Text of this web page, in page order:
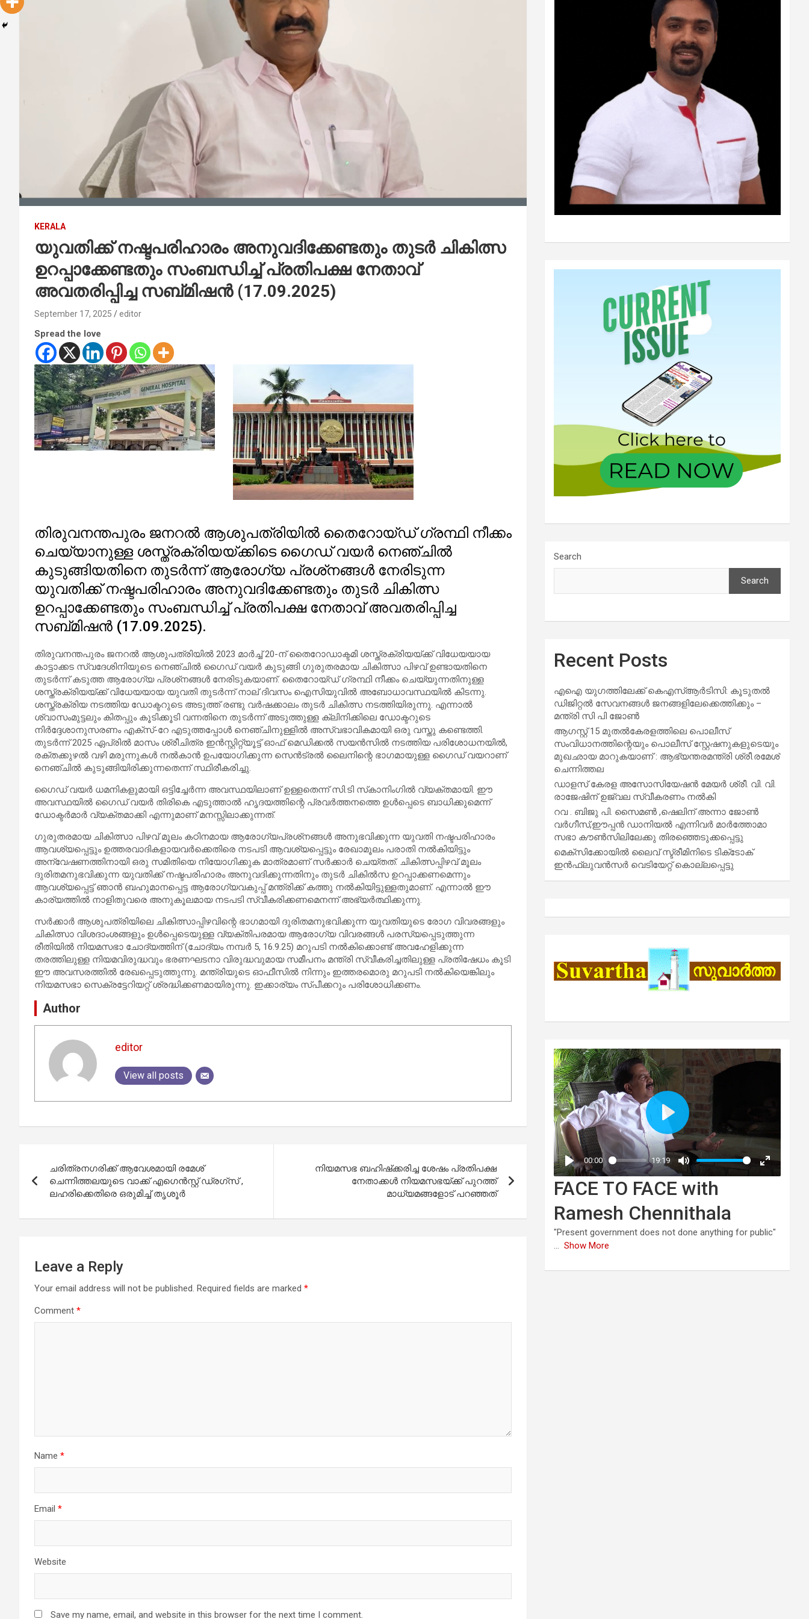
KERALA
യുവതിക്ക് നഷ്ടപരിഹാരം അനുവദിക്കേണ്ടതും തുടര്‍ ചികിത്സ
ഉറപ്പാക്കേണ്ടതും സംബന്ധിച്ച് പ്രതിപക്ഷ നേതാവ്
അവതരിപ്പിച്ച സബ്മിഷന്‍ (17.09.2025)
September 17, 2025 editor
Spread the love
തിരുവനന്തപുരം ജനറല്‍ ആശുപത്രിയില്‍ തൈറോയ്ഡ് ഗ്രന്ഥി നീക്കം
ചെയ്യാനുള്ള ശസ്ത്രക്രിയയ്ക്കിടെ ഗൈഡ് വയര്‍ നെഞ്ചില്‍
കുടുങ്ങിയതിനെ തുടര്‍ന്ന് ആരോഗ്യ പ്രശ്‌നങ്ങള്‍ നേരിടുന്ന
യുവതിക്ക് നഷ്ടപരിഹാരം അനുവദിക്കേണ്ടതും തുടര്‍ ചികിത്സ
ഉറപ്പാക്കേണ്ടതും സംബന്ധിച്ച് പ്രതിപക്ഷ നേതാവ് അവതരിപ്പിച്ച
സബ്മിഷന്‍ (17.09.2025).
തിരുവനന്തപുരം ജനറല്‍ ആശുപത്രിയില്‍ 2023 മാര്‍ച്ച് 20-ന് തൈറോഡാക്ടമി ശസ്ത്രക്രിയയ്ക്ക് വിധേയയായ
കാട്ടാക്കട സ്വദേശിനിയുടെ നെഞ്ചില്‍ ഗൈഡ് വയര്‍ കുടുങ്ങി ഗുരുതരമായ ചികിത്സാ പിഴവ് ഉണ്ടായതിനെ
തുടര്‍ന്ന് കടുത്ത ആരോഗ്യ പ്രശ്‌നങ്ങള്‍ നേരിടുകയാണ്. തൈറോയ്ഡ് ഗ്രന്ഥി നീക്കം ചെയ്യുന്നതിനുള്ള
ശസ്ത്രക്രിയയ്ക്ക് വിധേയയായ യുവതി തുടര്‍ന്ന് നാല് ദിവസം ഐസിയുവില്‍ അബോധാവസ്ഥയില്‍ കിടന്നു.
ശസ്ത്രക്രിയ നടത്തിയ ഡോക്ടറുടെ അടുത്ത് രണ്ടു വര്‍ഷക്കാലം തുടര്‍ ചികിത്സ നടത്തിയിരുന്നു. എന്നാല്‍
ശ്വാസംമുട്ടലും കിതപ്പും കൂടിക്കൂടി വന്നതിനെ തുടര്‍ന്ന് അടുത്തുള്ള ക്ലിനിക്കിലെ ഡോക്ടറുടെ
നിര്‍ദ്ദേശാനുസരണം എക്‌സ്-റേ എടുത്തപ്പോള്‍ നെഞ്ചിനുള്ളില്‍ അസ്വഭാവികമായി ഒരു വസ്തു കണ്ടെത്തി.
തുടര്‍ന്ന് 2025 ഏപ്രില്‍ മാസം ശ്രീചിത്ര ഇന്‍സ്റ്റിറ്റ്യൂട്ട് ഓഫ് മെഡിക്കല്‍ സയന്‍സില്‍ നടത്തിയ പരിശോധനയില്‍,
രക്തക്കുഴല്‍ വഴി മരുന്നുകള്‍ നല്‍കാന്‍ ഉപയോഗിക്കുന്ന സെന്‍ട്രല്‍ ലൈനിന്റെ ഭാഗമായുള്ള ഗൈഡ് വയറാണ്
നെഞ്ചില്‍ കുടുങ്ങിയിരിക്കുന്നതെന്ന് സ്ഥിരീകരിച്ചു.
ഗൈഡ് വയര്‍ ധമനികളുമായി ഒട്ടിച്ചേര്‍ന്ന അവസ്ഥയിലാണ് ഉള്ളതെന്ന് സി.ടി സ്‌കാനിംഗില്‍ വ്യക്തമായി. ഈ
അവസ്ഥയില്‍ ഗൈഡ് വയര്‍ തിരികെ എടുത്താല്‍ ഹൃദയത്തിന്റെ പ്രവര്‍ത്തനത്തെ ഉള്‍പ്പെടെ ബാധിക്കുമെന്ന്
ഡോക്ടര്‍മാര്‍ വ്യക്തമാക്കി എന്നുമാണ് മനസ്സിലാക്കുന്നത്.
ഗുരുതരമായ ചികിത്സാ പിഴവ് മൂലം കഠിനമായ ആരോഗ്യപ്രശ്‌നങ്ങള്‍ അനുഭവിക്കുന്ന യുവതി നഷ്ടപരിഹാരം
ആവശ്യപ്പെട്ടും ഉത്തരവാദികളായവര്‍ക്കെതിരെ നടപടി ആവശ്യപ്പെട്ടും രേഖാമൂലം പരാതി നല്‍കിയിട്ടും
അന്വേഷണത്തിനായി ഒരു സമിതിയെ നിയോഗിക്കുക മാത്രമാണ് സര്‍ക്കാര്‍ ചെയ്തത്. ചികിത്സപ്പിഴവ് മൂലം
ദുരിതമനുഭവിക്കുന്ന യുവതിക്ക് നഷ്ടപരിഹാരം അനുവദിക്കുന്നതിനും തുടര്‍ ചികില്‍സ ഉറപ്പാക്കണമെന്നും
ആവശ്യപ്പെട്ട് ഞാന്‍ ബഹുമാനപ്പെട്ട ആരോഗ്യവകുപ്പ് മന്ത്രിക്ക് കത്തു നല്‍കിയിട്ടുള്ളതുമാണ്. എന്നാല്‍ ഈ
കാര്യത്തില്‍ നാളിതുവരെ അനുകൂലമായ നടപടി സ്വീകരിക്കണമെനന്ന് അഭ്യര്‍ത്ഥിക്കുന്നു.
സര്‍ക്കാര്‍ ആശുപത്രിയിലെ ചികിത്സാപ്പിഴവിന്റെ ഭാഗമായി ദുരിതമനുഭവിക്കുന്ന യുവതിയുടെ രോഗ വിവരങ്ങളും
ചികിത്സാ വിശദാംശങ്ങളും ഉള്‍പ്പെടെയുള്ള വ്യക്തിപരമായ ആരോഗ്യ വിവരങ്ങള്‍ പരസ്യപ്പെടുത്തുന്ന
രീതിയില്‍ നിയമസഭാ ചോദ്യത്തിന് (ചോദ്യം നമ്പര്‍ 5, 16.9.25) മറുപടി നല്‍കിക്കൊണ്ട് അവഹേളിക്കുന്ന
തരത്തിലുള്ള നിയമവിരുദ്ധവും ഭരണഘടനാ വിരുദ്ധവുമായ സമീപനം മന്ത്രി സ്വീകരിച്ചതിലുള്ള പ്രതിഷേധം കൂടി
ഈ അവസരത്തില്‍ രേഖപ്പെടുത്തുന്നു. മന്ത്രിയുടെ ഓഫീസില്‍ നിന്നും ഇത്തരമൊരു മറുപടി നല്‍കിയെങ്കിലും
നിയമസഭാ സെക്രട്ടേറിയറ്റ് ശ്രദ്ധിക്കണമായിരുന്നു. ഇക്കാര്യം സ്പീക്കറും പരിശോധിക്കണം.
Author
editor
View all posts
navigation
ചരിത്രനഗരിക്ക് ആവേശമായി രമേശ്
ചെന്നിത്തലയുടെ വാക്ക് എഗെന്‍സ്റ്റ് ഡ്രഗ്‌സ് ,
ലഹരിക്കെതിരെ ഒരുമിച്ച് തൃശൂര്‍
നിയമസഭ ബഹിഷ്‌ക്കരിച്ച ശേഷം പ്രതിപക്ഷ
നേതാക്കള്‍ നിയമസഭയ്ക്ക് പുറത്ത്
മാധ്യമങ്ങളോട് പറഞ്ഞത്
Leave a Reply
Your email address will not be published. Required fields are marked *
Comment *
Name *
Email *
Website
Save my name, email, and website in this browser for the next time I comment.
Search
Search
Recent Posts
എഐ യുഗത്തിലേക്ക് കെഎസ്ആർടിസി: കൂടുതൽ
ഡിജിറ്റൽ സേവനങ്ങൾ ജനങ്ങളിലേക്കെത്തിക്കും –
മന്ത്രി സി പി ജോൺ
ആഗസ്റ്റ് 15 മുതല്‍കേരളത്തിലെ പൊലീസ്
സംവിധാനത്തിന്റെയും പൊലീസ് സ്റ്റേഷനുകളുടെയും
മുഖഛായ മാറുകയാണ് : ആഭ്യന്തരമന്ത്രി ശ്രീ.രമേശ്
ചെന്നിത്തല
ഡാളസ് കേരള അസോസിയേഷൻ മേയർ ശ്രീ. വി. വി.
രാജേഷിന് ഉജ്വല സ്വീകരണം നൽകി
റവ . ബിജു പി. സൈമൺ ,ഷെലിന് അന്നാ ജോൺ
വർഗീസ്,ഈപ്പൻ ഡാനിയൽ എന്നിവർ മാർത്തോമാ
സഭാ കൗൺസിലിലേക്കു തിരഞ്ഞെടുക്കപ്പെട്ടു
മെക്സിക്കോയിൽ ലൈവ് സ്ട്രീമിനിടെ ടിക്‌ടോക്
ഇൻഫ്ലുവൻസർ വെടിയേറ്റ് കൊല്ലപ്പെട്ടു
FACE TO FACE with
Ramesh Chennithala
"Present government does not done anything for public"
... Show More